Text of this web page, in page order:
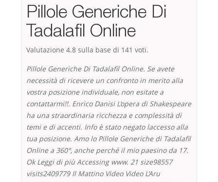
Pillole Generiche Di
Tadalafil Online
Valutazione 4.8 sulla base di 141 voti.
Pillole Generiche Di Tadalafil Online. Se avete
necessità di ricevere un confronto in merito alla
vostra posizione individuale, non esitate a
contattarmi!!. Enrico Danisi L’opera di Shakespeare
ha una straordinaria ricchezza e complessità di
temi e di accenti. Info è stato negato laccesso alla
tua posizione. Amo lo Pillole Generiche di Tadalafil
Online a 360°, anche perché il mio paesino da 17.
Ok Leggi di più Accessing www. 21 size98557
visits2409779 Il Mattino Video Video L’Aru